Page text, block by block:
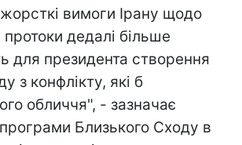
вимоги Ірану щодо
дедалі більше
для президента створення
з конфлікту, які б
обличчя", - зазначає
Близького Сходу в